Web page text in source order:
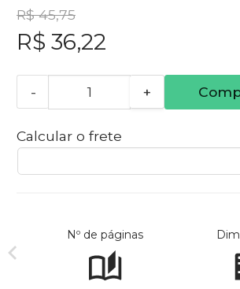
R$ 45,75
R$ 36,22
- +
Calcular o frete
Nº de páginas